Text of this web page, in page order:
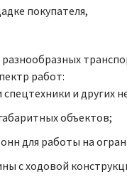
покупателя,
работ:
спецтехники и других
объектов;
для работы на
с ходовой